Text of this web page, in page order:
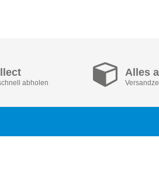
abholen
Alles